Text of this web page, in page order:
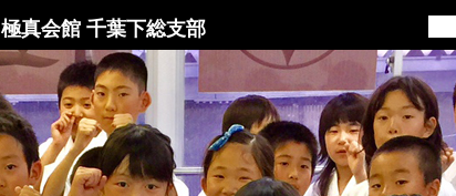
極真会館 千葉下総支部